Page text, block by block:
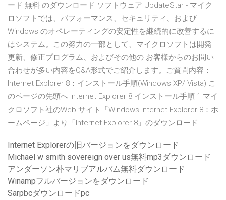
ード 無料 のダウンロード ソフトウェア UpdateStar - マイク
ロソフトでは、パフォーマンス、セキュリティ、および
Windows のオペレーティングの安定性を継続的に改善するに
はシステム。この努力の一部として、マイクロソフトは開発
更新、修正プログラム、およびその他の お客様からのお問い
合わせが多い内容をQ&A形式でご紹介します。ご質問内容：
Internet Explorer 8：インストール手順(Windows XP/ Vista) こ
のページの先頭へ Internet Explorer 8 インストール手順 1 マイ
クロソフト社のWeb サイト「Windows Internet Explorer 8：ホ
ームページ」より「Internet Explorer 8」のダウンロード
Internet Explorerの旧バージョンをダウンロード
Michael w smith sovereign over us無料mp3ダウンロード
アンダーソン朴マリブアルバム無料ダウンロード
Winampフルバージョンをダウンロード
Sarpbcダウンロードpc